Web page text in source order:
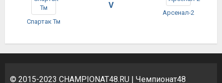
Спартак Тм
V
Арсенал-2
© 2015-2023 CHAMPIONAT48.RU | Чемпионат48